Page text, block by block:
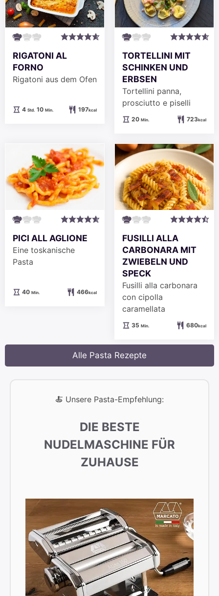
RIGATONI AL
FORNO
Rigatoni aus dem Ofen
4Stunden
Std. 10Minuten
Min. 197kcal
TORTELLINI MIT
SCHINKEN UND
ERBSEN
Tortellini panna,
prosciutto e piselli
20Minuten
Min. 723kcal
PICI ALL AGLIONE
Eine toskanische
Pasta
40Minuten
Min. 466kcal
FUSILLI ALLA
CARBONARA MIT
ZWIEBELN UND
SPECK
Fusilli alla carbonara
con cipolla
caramellata
35Minuten
Min. 680kcal
Alle Pasta Rezepte
🍝 Unsere Pasta-Empfehlung:
DIE BESTE
NUDELMASCHINE FÜR
ZUHAUSE